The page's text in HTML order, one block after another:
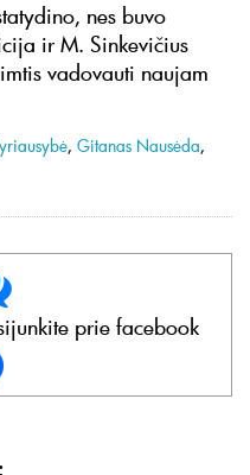
nes buvo
ir M. Sinkevičius
vadovauti naujam
, Gitanas Nausėda,
prie facebook